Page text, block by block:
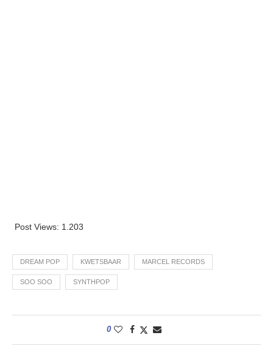
Post Views: 1.203
DREAM POP KWETSBAAR MARCEL RECORDS
SOO SOO SYNTHPOP
0